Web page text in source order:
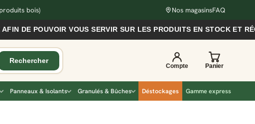
bois) Nos magasinsFAQ
POUVOIR VOUS SERVIR SUR LES PRODUITS EN STOCK ET
Panneaux & Isolants Granulés & Bûches Déstockages Gamme express